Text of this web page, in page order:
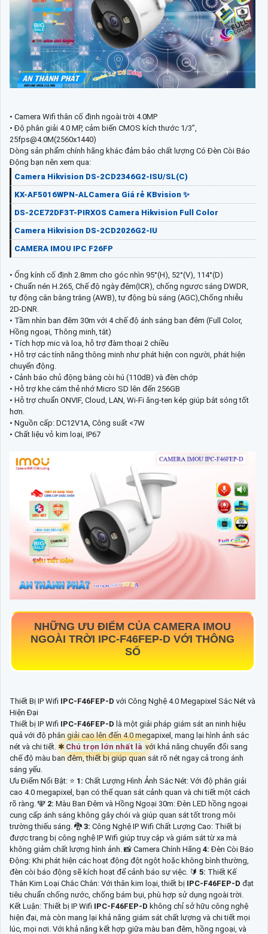
• Camera Wifi thân cố định ngoài trời 4.0MP
• Độ phân giải 4.0 MP, cảm biến CMOS kích thước 1/3”,
25fps@4.0M(2560x1440)
Dòng sản phẩm chính hãng khác đảm bảo chất lượng Có Đèn Còi Báo
Động bạn nên xem qua:
Camera Hikvision DS-2CD2346G2-ISU/SL(C)
KX-AF5016WPN-ALCamera Giá rẻ KBvision ✨
DS-2CE72DF3T-PIRXOS Camera Hikvision Full Color
Camera Hikvision DS-2CD2026G2-IU
CAMERA IMOU IPC F26FP
• Ống kính cố định 2.8mm cho góc nhìn 95°(H), 52°(V), 114°(D)
• Chuẩn nén H.265, Chế độ ngày đêm(ICR), chống ngược sáng DWDR,
tự động cân bằng trắng (AWB), tự động bù sáng (AGC),Chống nhiễu
2D-DNR.
• Tầm nhìn ban đêm 30m với 4 chế độ ánh sáng ban đêm (Full Color,
Hồng ngoại, Thông minh, tắt)
• Tích hợp mic và loa, hỗ trợ đàm thoại 2 chiều
• Hỗ trợ các tính năng thông minh như phát hiện con người, phát hiện
chuyển động.
• Cảnh báo chủ động bằng còi hú (110dB) và đèn chớp
• Hỗ trợ khe cắm thẻ nhớ Micro SD lên đến 256GB
• Hỗ trợ chuẩn ONVIF, Cloud, LAN, Wi-Fi ăng-ten kép giúp bắt sóng tốt
hơn.
• Nguồn cấp: DC12V1A, Công suất <7W
• Chất liệu vỏ kim loại, IP67
NHỮNG ƯU ĐIỂM CỦA CAMERA IMOU
NGOÀI TRỜI IPC-F46FEP-D VỚI THÔNG
SỐ
Thiết Bị IP Wifi IPC-F46FEP-D với Công Nghệ 4.0 Megapixel Sắc Nét và
Hiện Đại
Thiết bị IP Wifi IPC-F46FEP-D là một giải pháp giám sát an ninh hiệu
quả với độ phân giải cao lên đến 4.0 megapixel, mang lại hình ảnh sắc
nét và chi tiết. ✱ Chú trọn lớn nhất là với khả năng chuyển đổi sang
chế độ màu ban đêm, thiết bị giúp quan sát rõ nét ngay cả trong ánh
sáng yếu.
Ưu Điểm Nổi Bật: ⭐ 1: Chất Lượng Hình Ảnh Sắc Nét: Với độ phân giải
cao 4.0 megapixel, bạn có thể quan sát cảnh quan và chi tiết một cách
rõ ràng. 🕎 2: Màu Ban Đêm và Hồng Ngoại 30m: Đèn LED hồng ngoại
cung cấp ánh sáng không gây chói và giúp quan sát tốt trong môi
trường thiếu sáng. 🐉️ 3: Công Nghệ IP Wifi Chất Lượng Cao: Thiết bị
được trang bị công nghệ IP Wifi giúp truy cập và giám sát từ xa mà
không giảm chất lượng hình ảnh. 📸 Camera Chính Hãng 4: Đèn Còi Báo
Động: Khi phát hiện các hoạt động đột ngột hoặc không bình thường,
đèn còi báo động sẽ kích hoạt để cảnh báo sự việc. 🔰 5: Thiết Kế
Thân Kim Loại Chắc Chắn: Với thân kim loại, thiết bị IPC-F46FEP-D đạt
tiêu chuẩn chống nước, chống bám bụi, phù hợp sử dụng ngoài trời.
Kết Luận: Thiết bị IP Wifi IPC-F46FEP-D không chỉ sở hữu công nghệ
hiện đại, mà còn mang lại khả năng giám sát chất lượng và chi tiết mọi
lúc, mọi nơi. Với khả năng kết hợp giữa màu ban đêm, hồng ngoại, và